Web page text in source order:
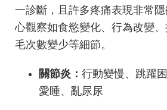
一診斷，且許多疼痛表現非常
心觀察如食慾變化、行為改變
毛次數變少等細節。
關節炎： 行動變慢、跳躍
愛睡、亂尿尿